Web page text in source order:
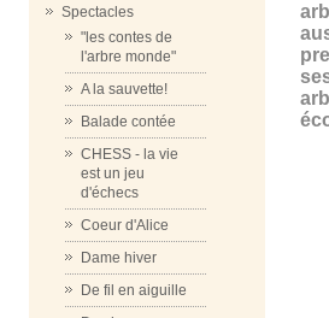
Spectacles
"les contes de
l'arbre monde"
A la sauvette!
Balade contée
CHESS - la vie
est un jeu
d'échecs
Coeur d'Alice
Dame hiver
De fil en aiguille